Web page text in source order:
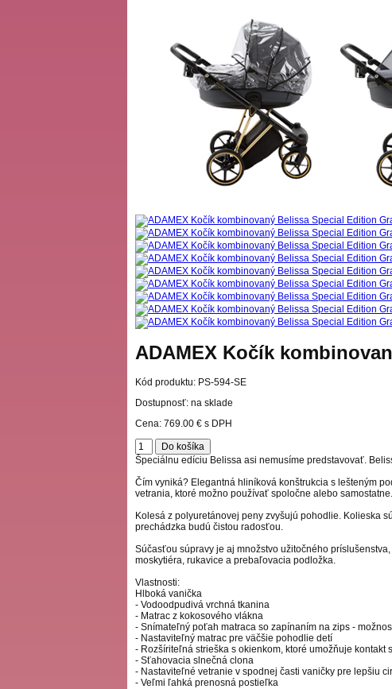
ADAMEX Kočík
Kód produktu: PS-594-SE
Dostupnosť: na sklade
Cena:769.00 € s DPH
Špeciálnu edíciu Belissa asi nemusíme predstavovať.
Čím vyniká? Elegantná hliníková konštrukcia s lešteným
vetrania, ktoré možno používať spoločne alebo
Kolesá z polyuretánovej peny zvyšujú pohodlie. Kolieska
prechádzka budú čistou radosťou.
Súčasťou súpravy je aj množstvo užitočného
moskytiéra, rukavice a prebaľovacia podložka.
Vlastnosti:
Hlboká vanička
- Vodoodpudivá vrchná tkanina
- Matrac z kokosového vlákna
- Snímateľný poťah matraca so zapínaním na zips -
- Nastaviteľný matrac pre väčšie pohodlie detí
- Rozšíriteľná strieška s okienkom, ktoré umožňuje kontakt
- Sťahovacia slnečná clona
- Nastaviteľné vetranie v spodnej časti vaničky pre lepšiu
- Veľmi ľahká prenosná postieľka